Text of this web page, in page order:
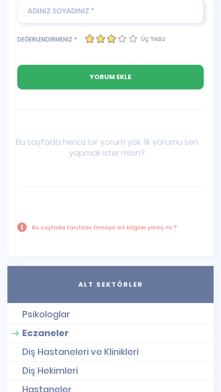
DEĞERLENDİRMENİZ * Üç Yıldız
Bu sayfada henüz bir yorum yok. İlk yorumu sen
yapmak ister misin?
Bu sayfada tanıtılan firmaya ait bilgiler yanlış mı ?
ALT SEKTÖRLER
Psikologlar
Eczaneler
Diş Hastaneleri ve Klinikleri
Diş Hekimleri
Hastaneler